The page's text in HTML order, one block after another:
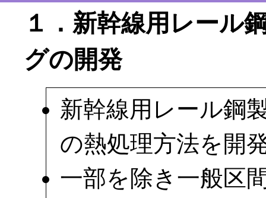
１．新幹線用レール
グの開発
新幹線用レール鋼
の熱処理方法を開
一部を除き一般区